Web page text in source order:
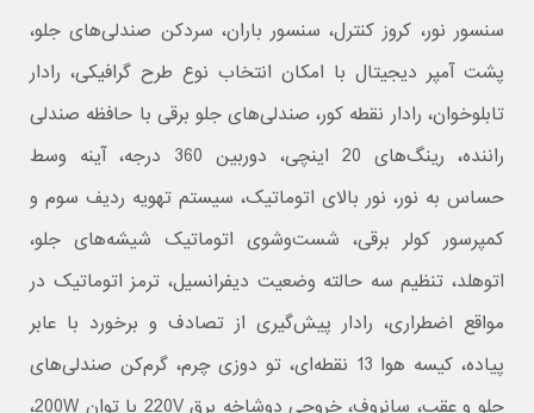
سنسور نور، کروز کنترل، سنسور باران، سردکن صندلی‌های جلو،
پشت آمپر دیجیتال با امکان انتخاب نوع طرح گرافیکی، رادار
تابلوخوان، رادار نقطه کور، صندلی‌های جلو برقی با حافظه صندلی
راننده، رینگ‌های 20 اینچی،‌ دوربین 360 درجه، آینه وسط
حساس به نور، نور بالای اتوماتیک، سیستم تهویه ردیف سوم و
کمپرسور کولر برقی، شست‌وشوی اتوماتیک شیشه‌های جلو،‌
اتوهلد، تنظیم سه حالته وضعیت دیفرانسیل، ترمز اتوماتیک در
مواقع اضطراری، رادار پیش‌گیری از تصادف و برخورد با عابر
پیاده، کیسه هوا 13 نقطه‌ای،‌ تو دوزی چرم،‌ گرم‌کن صندلی‌های
جلو و عقب، سانروف، خروجی دوشاخه برق 220V با توان 200W،